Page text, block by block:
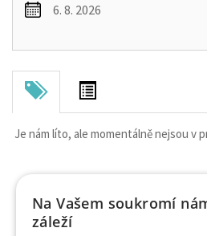
6. 8. 2026
Je nám líto, ale momentálně nejsou v
Na Vašem soukromí
záleží